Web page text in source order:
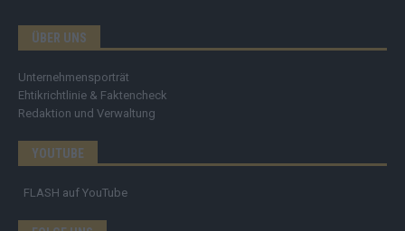
ÜBER UNS
Unternehmensporträt
Ehtikrichtlinie & Faktencheck
Redaktion und Verwaltung
YOUTUBE
FLASH auf YouTube